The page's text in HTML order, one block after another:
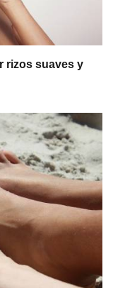
rizos suaves y